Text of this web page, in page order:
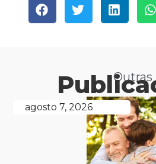
Outras
agosto 7, 2026